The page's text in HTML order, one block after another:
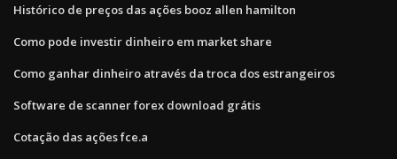
Histórico de preços das ações booz allen hamilton
Como pode investir dinheiro em market share
Como ganhar dinheiro através da troca dos estrangeiros
Software de scanner forex download grátis
Cotação das ações fce.a